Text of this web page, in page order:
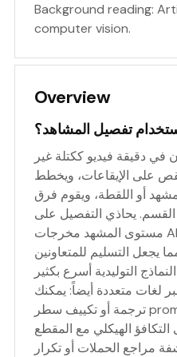
Background reading:
computer vision.
Overview
تفصيل المشاهد؟
في دقيقة فيديو ككتلة غير
على الإيقاعات، ويخطط
أو اللقطة، ويقوم فرق
يحاذي التفصيل على
مستوى المشهد مخرجات AI مع كيفية تحدث الناس
يجعل التسليم للمتعاونين
لغات متعددة أيضاً: يمكنك
ترجمة أو تكييف سطر prompt لكل مشهد بشكل
الهيكلي مع المقطع
مراجع الحملات أو تكرار